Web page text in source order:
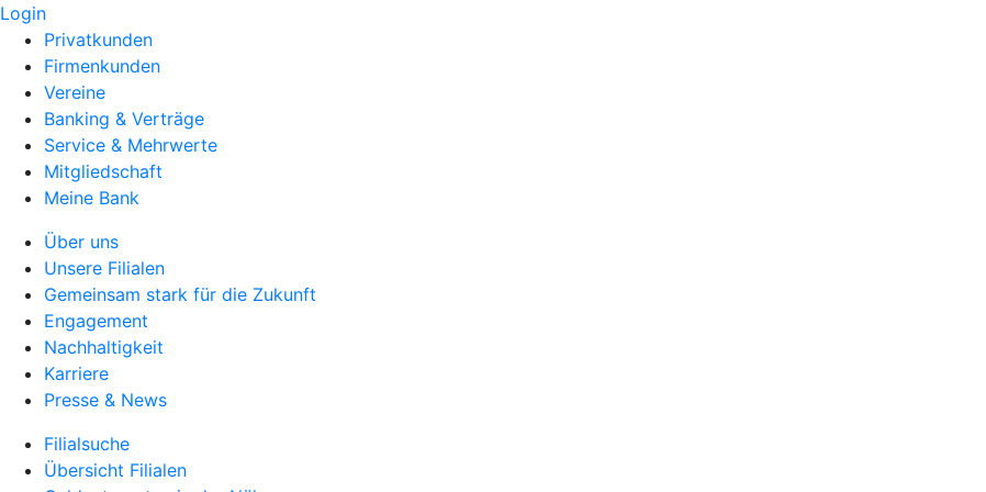
Login
Privatkunden
Firmenkunden
Vereine
Banking & Verträge
Service & Mehrwerte
Mitgliedschaft
Meine Bank
Über uns
Unsere Filialen
Gemeinsam stark für die Zukunft
Engagement
Nachhaltigkeit
Karriere
Presse & News
Filialsuche
Übersicht Filialen